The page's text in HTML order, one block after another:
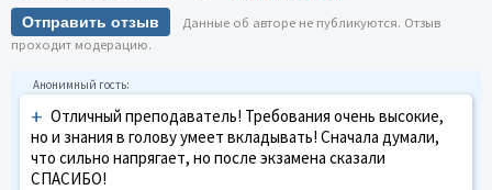
Отправить отзыв
Данные об авторе не публикуются. Отзыв
проходит модерацию.
+ Отличный преподаватель! Требования очень высокие,
но и знания в голову умеет вкладывать! Сначала думали,
что сильно напрягает, но после экзамена сказали
СПАСИБО!